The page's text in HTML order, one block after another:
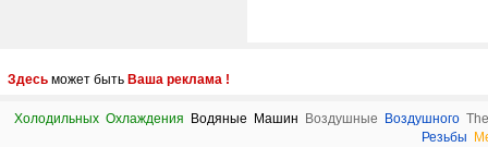
Здесь может быть Ваша реклама !
Холодильных Охлаждения Водяные Машин Воздушные Воздушного
Резьбы